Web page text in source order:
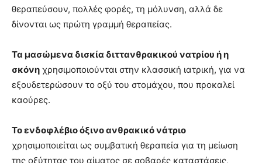
θεραπεύσουν, πολλές φορές, τη μόλυνση, αλλά δε
δίνονται ως πρώτη γραμμή θεραπείας.
Τα μασώμενα δισκία διττανθρακικού νατρίου ή η
σκόνη χρησιμοποιούνται στην κλασσική ιατρική, για να
εξουδετερώσουν το οξύ του στομάχου, που προκαλεί
καούρες.
Το ενδοφλέβιο όξινο ανθρακικό νάτριο
χρησιμοποιείται ως συμβατική θεραπεία για τη μείωση
της οξύτητας του αίματος σε σοβαρές καταστάσεις,